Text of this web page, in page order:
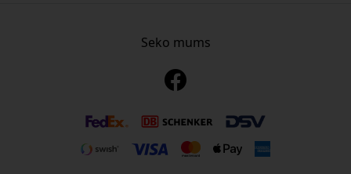
www.myfirst.se
Seko mums